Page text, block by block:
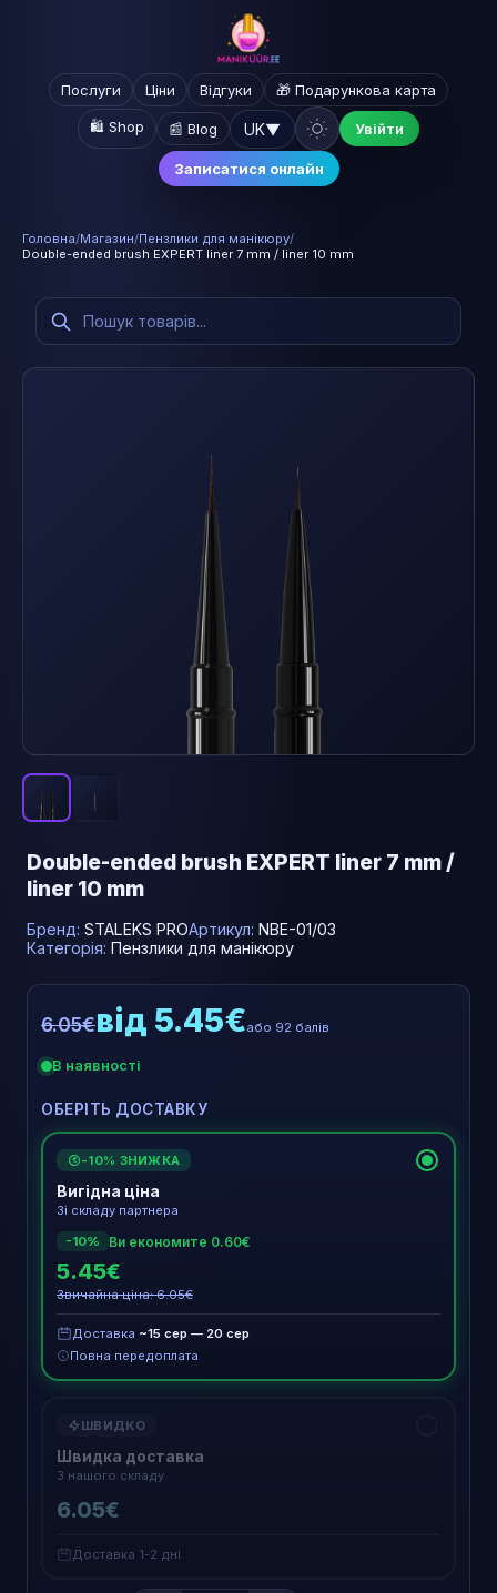
Послуги Ціни Відгуки 🎁 Подарункова карта
🛍️ Shop 📰 Blog UK▼ Увійти
Записатися онлайн
Головна/Магазин/Пензлики для манікюру/
Double-ended brush EXPERT liner 7 mm / liner 10 mm
Double-ended brush EXPERT liner 7 mm /
liner 10 mm
Бренд: STALEKS PROАртикул: NBE-01/03
Категорія: Пензлики для манікюру
6.05€від 5.45€або 92 балів
В наявності
ОБЕРІТЬ ДОСТАВКУ
€ -10% ЗНИЖКА
Вигідна ціна
Зі складу партнера
-10%
Ви економите 0.60€
5.45€
Звичайна ціна: 6.05€
Доставка ~15 сер — 20 сер
Повна передоплата
ШВИДКО
Швидка доставка
З нашого складу
6.05€
Доставка 1-2 дні